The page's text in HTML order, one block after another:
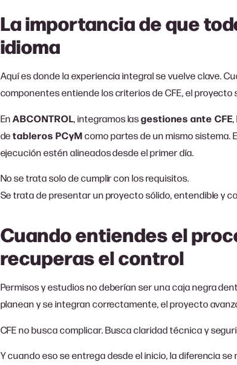
La importancia de que
idioma
Aquí es donde la experiencia integral se vuelve clave.
componentes entiende los criterios de CFE, el
EnABCONTROL, integramos lasgestiones ante CFE
detableros PCyMcomo partes de un mismo sistema.
ejecución estén alineados desde el primer día.
No se trata solo de cumplir con los requisitos.
Se trata de presentar un proyecto sólido, entendible y
Cuando entiendes el
recuperas el control
Permisos y estudios no deberían ser una caja negra
planean y se integran correctamente, el proyecto
CFE no busca complicar. Busca claridad técnica y
Y cuando eso se entrega desde el inicio, la diferencia se